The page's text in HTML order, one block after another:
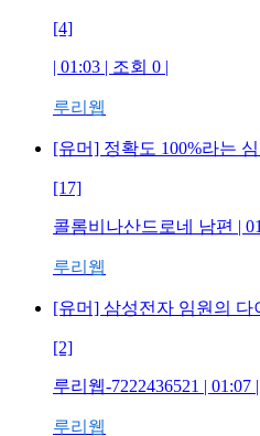
[4]
| 01:03 | 조회 0 |
루리웹
[유머] 정확도 100%라는
[17]
콜롬비나산드로네 남편 |
루리웹
[유머] 삼성전자 임원의 다
[2]
루리웹-7222436521 | 01:07
루리웹